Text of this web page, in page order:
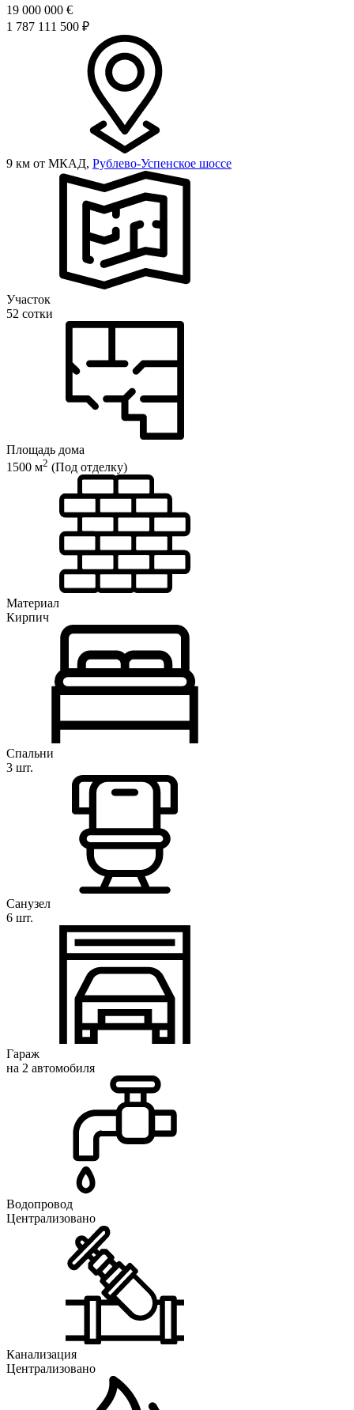
19 000 000 €
1 787 111 500 ₽
9 км от МКАД, Рублево-Успенское шоссе
Участок
52 сотки
Площадь дома
1500 м2 (Под отделку)
Материал
Кирпич
Спальни
3 шт.
Санузел
6 шт.
Гараж
на 2 автомобиля
Водопровод
Централизовано
Канализация
Централизовано